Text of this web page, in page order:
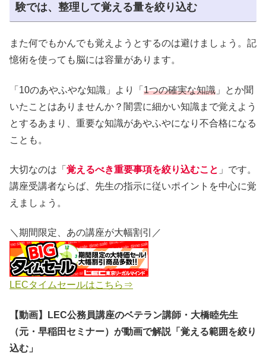
験では、整理して覚える量を絞り込む
また何でもかんでも覚えようとするのは避けましょう。記
憶術を使っても脳には容量があります。
「10のあやふやな知識」より「 1つの確実な知識 」とか聞
いたことはありませんか？闇雲に細かい知識まで覚えよう
とするあまり、重要な知識があやふやになり不合格になる
ことも。
大切なのは「 覚えるべき重要事項を絞り込むこと 」です。
講座受講者ならば、先生の指示に従いポイントを中心に覚
えましょう。
＼期間限定、あの講座が大幅割引／
LECタイムセールはこちら⇒
【動画】LEC公務員講座のベテラン講師・大橋睦先生
（元・早稲田セミナー）が動画で解説「覚える範囲を絞り
込む」